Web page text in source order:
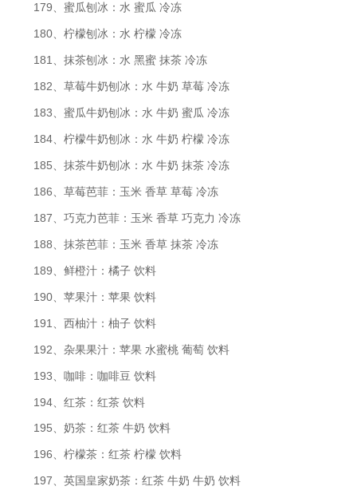
179、蜜瓜刨冰：水 蜜瓜 冷冻
180、柠檬刨冰：水 柠檬 冷冻
181、抹茶刨冰：水 黑蜜 抹茶 冷冻
182、草莓牛奶刨冰：水 牛奶 草莓 冷冻
183、蜜瓜牛奶刨冰：水 牛奶 蜜瓜 冷冻
184、柠檬牛奶刨冰：水 牛奶 柠檬 冷冻
185、抹茶牛奶刨冰：水 牛奶 抹茶 冷冻
186、草莓芭菲：玉米 香草 草莓 冷冻
187、巧克力芭菲：玉米 香草 巧克力 冷冻
188、抹茶芭菲：玉米 香草 抹茶 冷冻
189、鲜橙汁：橘子 饮料
190、苹果汁：苹果 饮料
191、西柚汁：柚子 饮料
192、杂果果汁：苹果 水蜜桃 葡萄 饮料
193、咖啡：咖啡豆 饮料
194、红茶：红茶 饮料
195、奶茶：红茶 牛奶 饮料
196、柠檬茶：红茶 柠檬 饮料
197、英国皇家奶茶：红茶 牛奶 牛奶 饮料